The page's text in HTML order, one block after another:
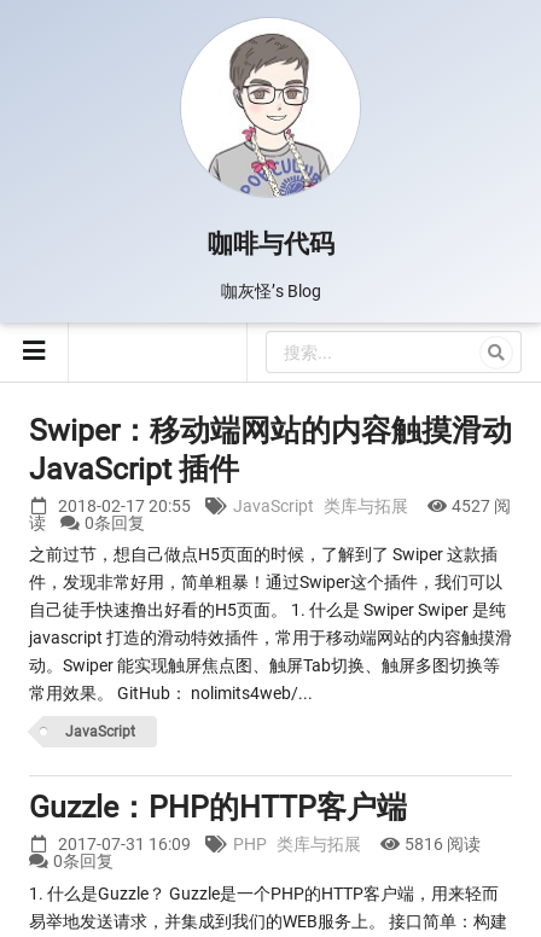
咖啡与代码
咖灰怪’s Blog
Swiper：移动端网站的内容触摸滑动
JavaScript 插件
2018-02-17 20:55 JavaScript 类库与拓展
4527 阅
读
0条回复
之前过节，想自己做点H5页面的时候，了解到了 Swiper 这款插
件，发现非常好用，简单粗暴！通过Swiper这个插件，我们可以
自己徒手快速撸出好看的H5页面。 1. 什么是 Swiper Swiper 是纯
javascript 打造的滑动特效插件，常用于移动端网站的内容触摸滑
动。Swiper 能实现触屏焦点图、触屏Tab切换、触屏多图切换等
常用效果。 GitHub： nolimits4web/...
JavaScript
Guzzle：PHP的HTTP客户端
2017-07-31 16:09 PHP 类库与拓展
5816 阅读
0条回复
1. 什么是Guzzle？ Guzzle是一个PHP的HTTP客户端，用来轻而
易举地发送请求，并集成到我们的WEB服务上。 接口简单：构建